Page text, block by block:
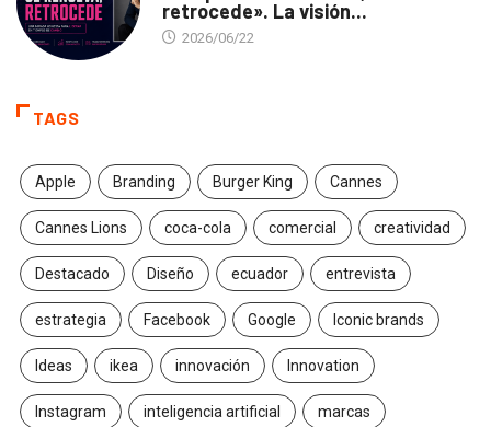
retrocede». La visión...
2026/06/22
TAGS
Apple Branding Burger King Cannes
Cannes Lions coca-cola comercial creatividad
Destacado Diseño ecuador entrevista
estrategia Facebook Google Iconic brands
Ideas ikea innovación Innovation
Instagram inteligencia artificial marcas